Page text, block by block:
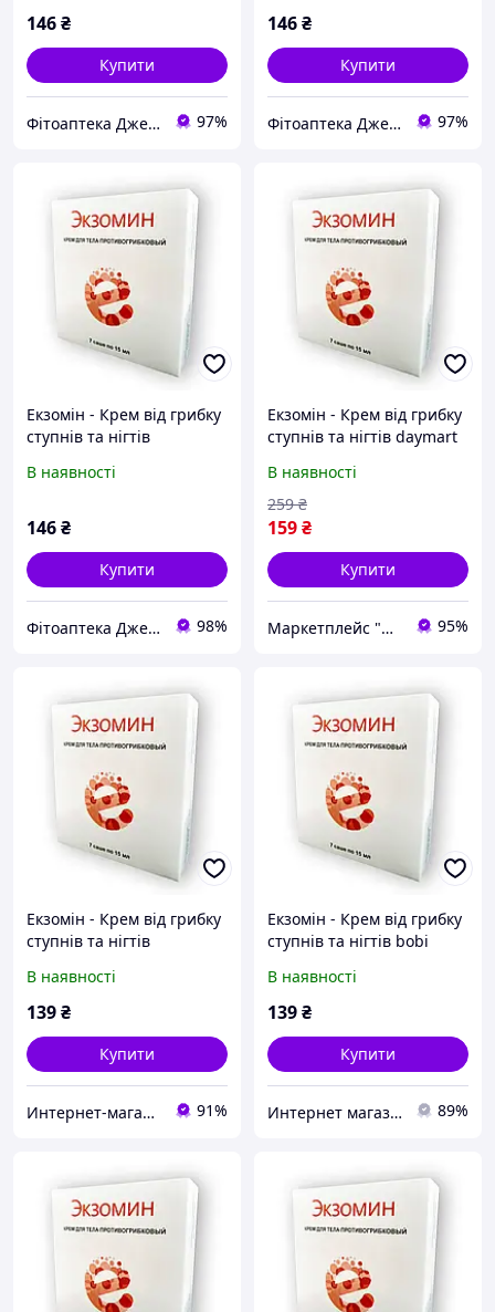
146₴
Купити
Фітоаптека Джерело здоров'я 97%
146₴
Купити
Фітоаптека Джерело здоров'я 97%
Екзомін - Крем від грибку
ступнів та нігтів
В наявності
146₴
Купити
Фітоаптека Джерело здоров'я 98%
Екзомін - Крем від грибку
ступнів та нігтів daymart
В наявності
159₴
259 ₴
Купити
Маркетплейс "Daymart" товары от производителей Украины, Европы и Азии 95%
Екзомін - Крем від грибку
ступнів та нігтів
В наявності
139₴
Купити
Интернет-магазин «МебеЛайм» - мебель и товары для дома по Дропшиппингу 91%
Екзомін - Крем від грибку
ступнів та нігтів bobi
В наявності
139₴
Купити
Интернет магазин " Боби " 89%